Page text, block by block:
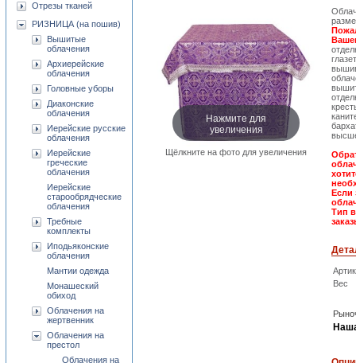
Нажмите для
увеличения
Щёлкните на фото для увеличения
Если
Тип
Вес
Отрезы тканей
РИЗНИЦА (на пошив)
Вышитые
облачения
Архиерейские
облачения
Головные уборы
Диаконские
облачения
Иерейские русские
облачения
Иерейские
греческие
облачения
Иерейские
старообрядческие
облачения
Требные
комплекты
Иподьяконские
облачения
Мантии одежда
Монашеский
обиход
Облачения на
жертвенник
Облачения на
престол
Облачения на